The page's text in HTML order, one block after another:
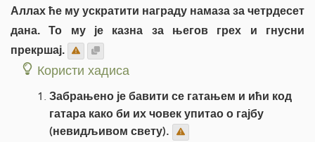
Аллах ће му ускратити награду намаза за четрдесет
дана. То му је казна за његов грех и гнусни
прекршај.
Користи хадиса
Забрањено је бавити се гатањем и ићи код
гатара како би их човек упитао о гајбу
(невидљивом свету).